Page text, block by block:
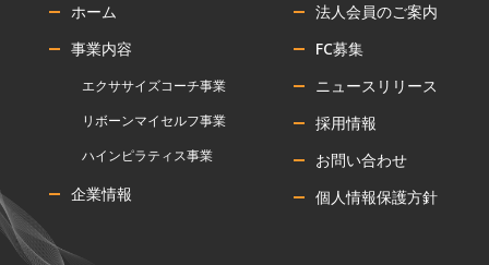
ホーム
事業内容
エクササイズコーチ事業
リボーンマイセルフ事業
ハインピラティス事業
企業情報
法人会員のご案内
FC募集
ニュースリリース
採用情報
お問い合わせ
個人情報保護方針